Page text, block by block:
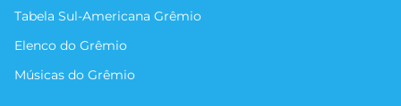
Tabela Sul-Americana Grêmio
Elenco do Grêmio
Músicas do Grêmio